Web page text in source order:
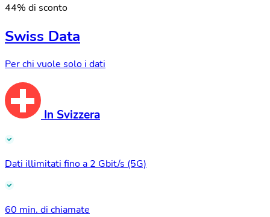
44% di sconto
Swiss Data
Per chi vuole solo i dati
In Svizzera
Dati illimitati fino a 2 Gbit/s (5G)
60 min. di chiamate